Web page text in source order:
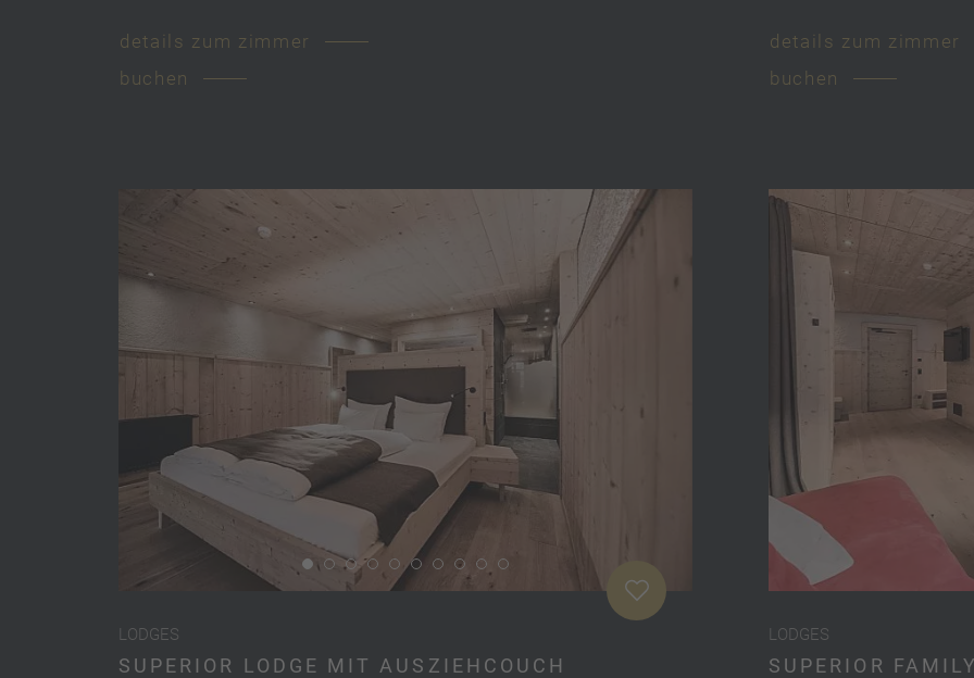
details zum zimmer
buchen
details zum zimmer
buchen
LODGES
SUPERIOR LODGE MIT AUSZIEHCOUCH
LODGES
SUPERIOR